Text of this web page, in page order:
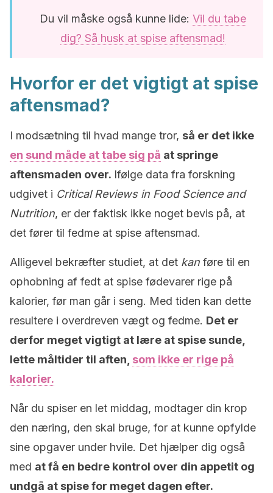
Du vil måske også kunne lide: Vil du tabe
dig? Så husk at spise aftensmad!
Hvorfor er det vigtigt at spise
aftensmad?
I modsætning til hvad mange tror, så er det ikke
en sund måde at tabe sig på at springe
aftensmaden over. Ifølge data fra forskning
udgivet i Critical Reviews in Food Science and
Nutrition, er der faktisk ikke noget bevis på, at
det fører til fedme at spise aftensmad.
Alligevel bekræfter studiet, at det kan føre til en
ophobning af fedt at spise fødevarer rige på
kalorier, før man går i seng. Med tiden kan dette
resultere i overdreven vægt og fedme. Det er
derfor meget vigtigt at lære at spise sunde,
lette måltider til aften, som ikke er rige på
kalorier.
Når du spiser en let middag, modtager din krop
den næring, den skal bruge, for at kunne opfylde
sine opgaver under hvile. Det hjælper dig også
med at få en bedre kontrol over din appetit og
undgå at spise for meget dagen efter.